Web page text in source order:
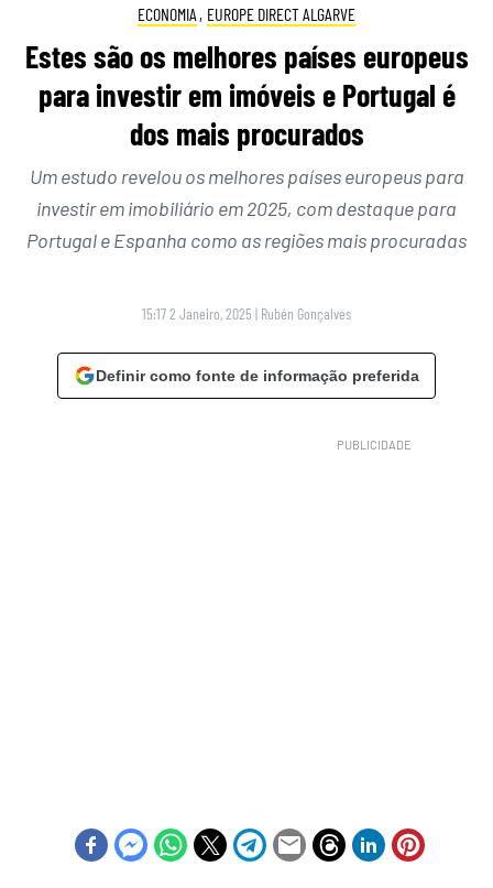
ECONOMIA , EUROPE DIRECT ALGARVE
Estes são os melhores países europeus
para investir em imóveis e Portugal é
dos mais procurados
Um estudo revelou os melhores países europeus para
investir em imobiliário em 2025, com destaque para
Portugal e Espanha como as regiões mais procuradas
15:17 2 Janeiro, 2025 | Rubén Gonçalves
Definir como fonte de informação preferida